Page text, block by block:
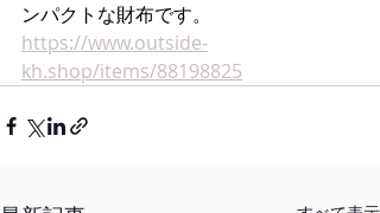
ンパクトな財布です。
https://www.outside-
kh.shop/items/88198825